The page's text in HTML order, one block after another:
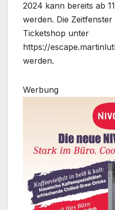
2024 kann bereits ab
werden. Die
Ticketshop unter
https://
werden.
Werbung